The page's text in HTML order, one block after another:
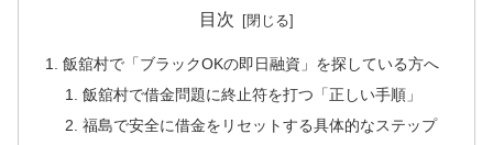
目次
飯舘村で「ブラックOKの即日融資」を探している方へ
飯舘村で借金問題に終止符を打つ「正しい手順」
福島で安全に借金をリセットする具体的なステップ